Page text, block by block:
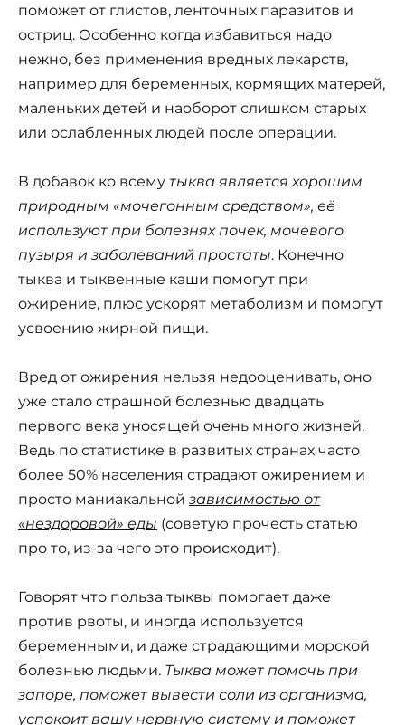
поможет от глистов, ленточных паразитов и
остриц. Особенно когда избавиться надо
нежно, без применения вредных лекарств,
например для беременных, кормящих матерей,
маленьких детей и наоборот слишком старых
или ослабленных людей после операции.
В добавок ко всему тыква является хорошим
природным «мочегонным средством», её
используют при болезнях почек, мочевого
пузыря и заболеваний простаты. Конечно
тыква и тыквенные каши помогут при
ожирение, плюс ускорят метаболизм и помогут
усвоению жирной пищи.
Вред от ожирения нельзя недооценивать, оно
уже стало страшной болезнью двадцать
первого века уносящей очень много жизней.
Ведь по статистике в развитых странах часто
более 50% населения страдают ожирением и
просто маниакальной зависимостью от
«нездоровой» еды (советую прочесть статью
про то, из-за чего это происходит).
Говорят что польза тыквы помогает даже
против рвоты, и иногда используется
беременными, и даже страдающими морской
болезнью людьми. Тыква может помочь при
запоре, поможет вывести соли из организма,
успокоит вашу нервную систему и поможет